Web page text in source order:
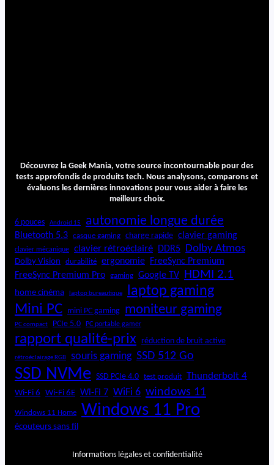
Découvrez la Geek Mania, votre source incontournable pour des
tests approfondis de produits tech. Nous analysons, comparons et
évaluons les dernières innovations pour vous aider à faire les
meilleurs choix.
6 pouces Android 15 autonomie longue durée
Bluetooth 5.3 casque gaming charge rapide clavier gaming
clavier mécanique clavier rétroéclairé DDR5 Dolby Atmos
Dolby Vision durabilité ergonomie
FreeSync Premium
FreeSync Premium Pro
gaming Google TV HDMI 2.1
home cinéma laptop bureautique laptop gaming
Mini PC mini PC gaming moniteur gaming
PC compact PCIe 5.0 PC portable gamer
rapport qualité-prix réduction de bruit active
rétroéclairage RGB souris gaming SSD 512 Go
SSD NVMe SSD PCIe 4.0 test produit Thunderbolt 4
Wi-Fi 6 Wi-Fi 6E Wi-Fi 7 WiFi 6 windows 11
Windows 11 Home Windows 11 Pro
écouteurs sans fil
Informations légales et confidentialité